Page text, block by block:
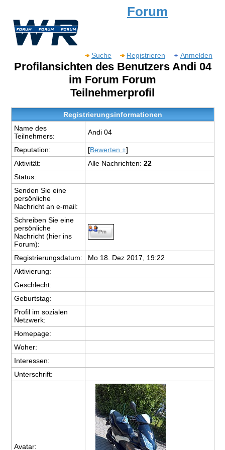
Forum
Suche Registrieren Anmelden
Profilansichten des Benutzers Andi 04
im Forum Forum
Teilnehmerprofil
Registrierungsinformationen
Name des
Teilnehmers:
Andi 04
Reputation: [Bewerten ±]
Aktivität:
Alle Nachrichten: 22
Status:
Senden Sie eine
persönliche
Nachricht an e-mail:
Schreiben Sie eine
persönliche
Nachricht (hier ins
Forum):
Registrierungsdatum:
Mo 18. Dez 2017, 19:22
Aktivierung:
Geschlecht:
Geburtstag:
Profil im sozialen
Netzwerk:
Homepage:
Woher:
Interessen:
Unterschrift:
Avatar: